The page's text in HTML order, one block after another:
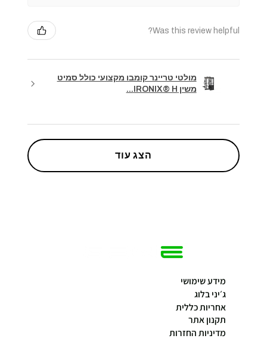
Was this review helpful?
מולטי טריינר קומבו מקצועי כולל סמיט
משין IRONIX® H...
הצג עוד
מידע שימושי
ג׳יני בלוג
אחריות כללית
תקנון אתר
מדיניות החזרות